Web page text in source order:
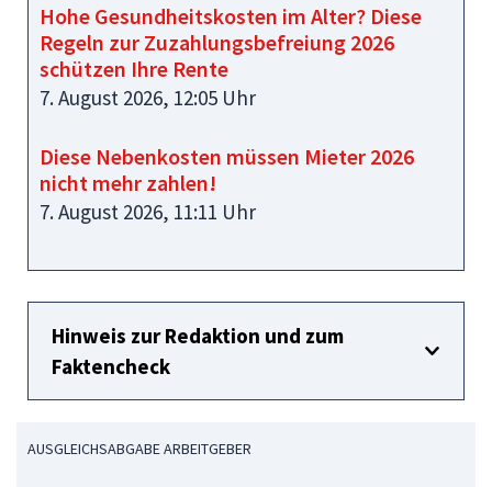
Hohe Gesundheitskosten im Alter? Diese
Regeln zur Zuzahlungsbefreiung 2026
schützen Ihre Rente
7. August 2026, 12:05 Uhr
Diese Nebenkosten müssen Mieter 2026
nicht mehr zahlen!
7. August 2026, 11:11 Uhr
Hinweis zur Redaktion und zum
Faktencheck
AUSGLEICHSABGABE ARBEITGEBER